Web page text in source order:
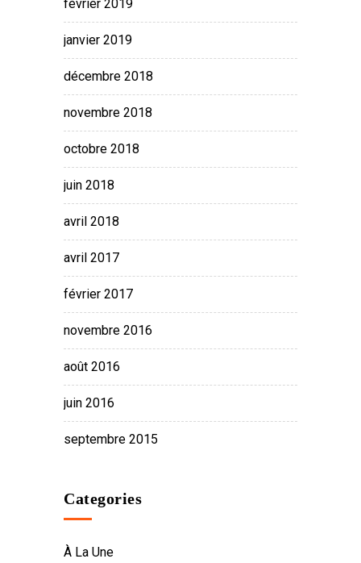
février 2019
janvier 2019
décembre 2018
novembre 2018
octobre 2018
juin 2018
avril 2018
avril 2017
février 2017
novembre 2016
août 2016
juin 2016
septembre 2015
Categories
À La Une